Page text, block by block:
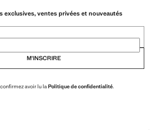
exclusives, ventes privées et nouveautés
M’INSCRIRE
avoir lu la Politique de confidentialité.